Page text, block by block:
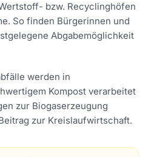
bzw. Recyclinghöfen
So finden Bürgerinnen und
Abgabemöglichkeit
werden in
Kompost verarbeitet
zur Biogaserzeugung
zur Kreislaufwirtschaft.